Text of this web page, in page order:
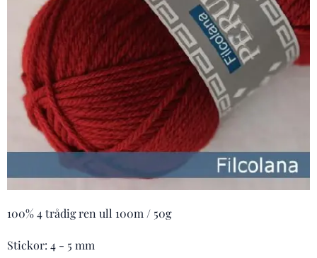
100% 4 trådig ren ull 100m / 50g
Stickor: 4 - 5 mm